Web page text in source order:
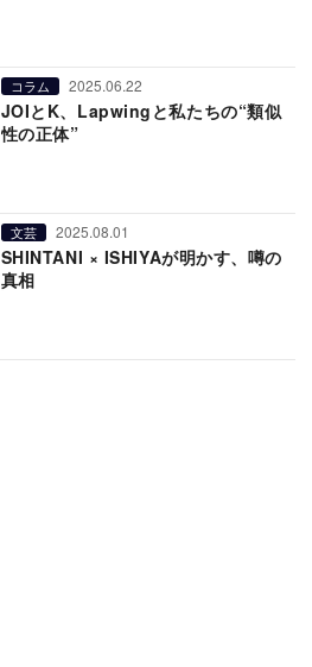
コラム 2025.06.22
JOIとK、Lapwingと私たちの“類似
性の正体”
文芸 2025.08.01
SHINTANI × ISHIYAが明かす、噂の
真相